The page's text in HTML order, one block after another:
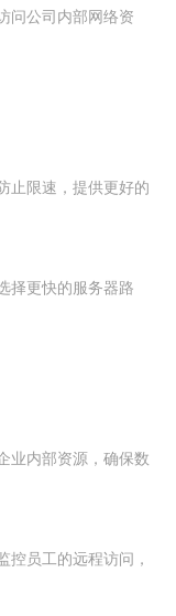
问公司内部网络资
止限速，提供更好的
择更快的服务器路
业内部资源，确保数
控员工的远程访问，